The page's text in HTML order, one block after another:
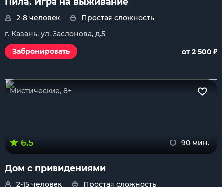
2-8 человек
Простая сложность
г. Казань, ул. Заслонова, д.5
Забронировать
от 2 500 ₽
Мистические, 8+
6.5 90 мин.
Дом с привидениями
2-15 человек
Простая сложность